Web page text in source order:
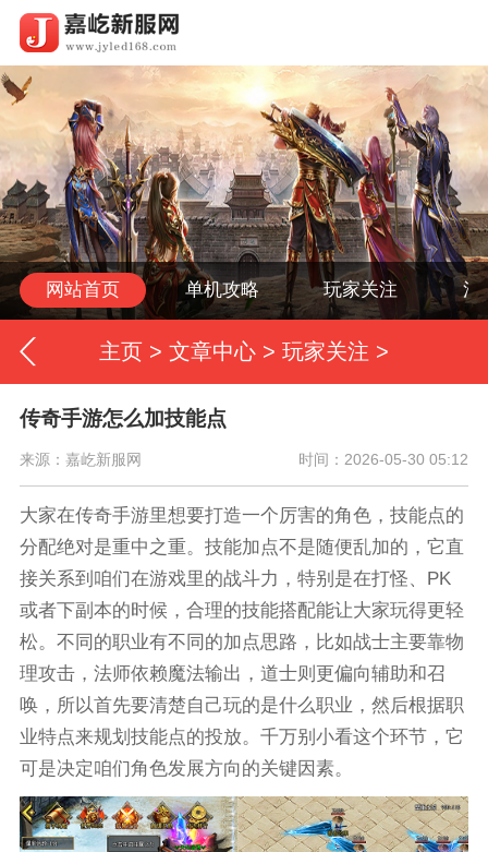
网站首页 单机攻略 玩家关注 活
主页 > 文章中心 > 玩家关注 >
传奇手游怎么加技能点
来源：嘉屹新服网 时间：2026-05-30 05:12
大家在传奇手游里想要打造一个厉害的角色，技能点的
分配绝对是重中之重。技能加点不是随便乱加的，它直
接关系到咱们在游戏里的战斗力，特别是在打怪、PK
或者下副本的时候，合理的技能搭配能让大家玩得更轻
松。不同的职业有不同的加点思路，比如战士主要靠物
理攻击，法师依赖魔法输出，道士则更偏向辅助和召
唤，所以首先要清楚自己玩的是什么职业，然后根据职
业特点来规划技能点的投放。千万别小看这个环节，它
可是决定咱们角色发展方向的关键因素。